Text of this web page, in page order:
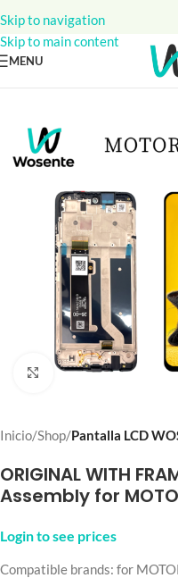
Skip to navigation
Skip to main content
MENU
Click to enlarge
Inicio Shop Pantalla LCD
ORIGINAL WITH
Assembly for
Login to see prices
Compatible brands: for